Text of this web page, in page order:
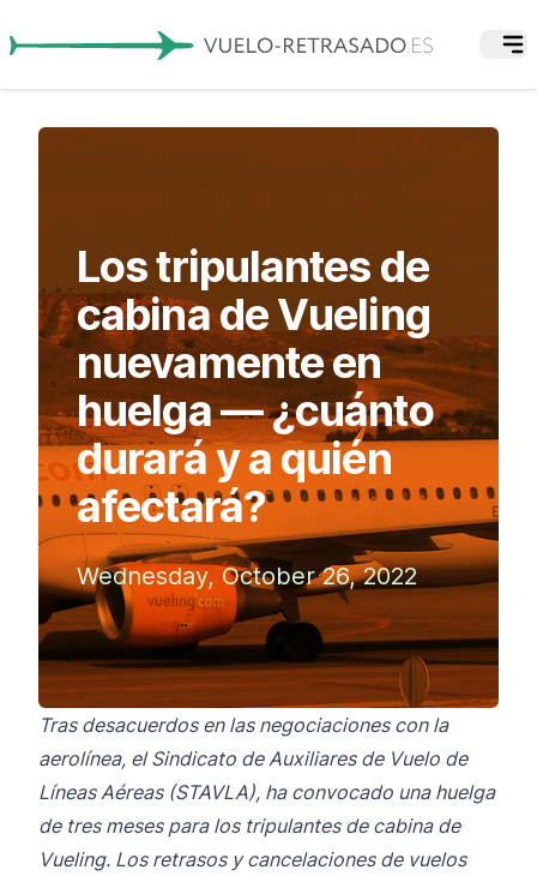
Los tripulantes de
cabina de Vueling
nuevamente en
huelga — ¿cuánto
durará y a quién
afectará?
Wednesday, October 26, 2022
Tras desacuerdos en las negociaciones con la
aerolínea, el Sindicato de Auxiliares de Vuelo de
Líneas Aéreas (STAVLA), ha convocado una huelga
de tres meses para los tripulantes de cabina de
Vueling. Los retrasos y cancelaciones de vuelos